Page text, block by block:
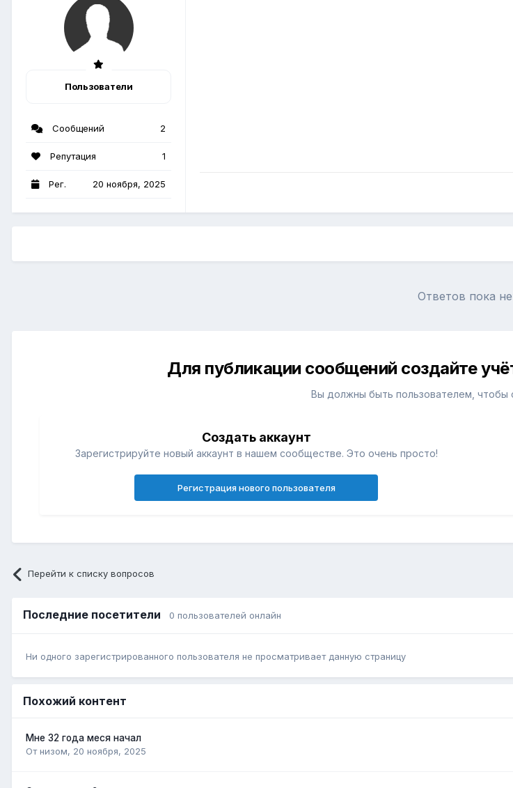
Пользователи
Сообщений 2
Репутация 1
Рег. 20 ноября, 2025
Ответов пока
Для публикации сообщений создайте
Вы должны быть пользователем, чтобы
Создать аккаунт
Зарегистрируйте новый аккаунт в нашем сообществе. Это очень просто!
Регистрация нового пользователя
Перейти к списку вопросов
Последние посетители 0 пользователей онлайн
Ни одного зарегистрированного пользователя не просматривает данную страницу
Похожий контент
Мне 32 года меся начал
От низом, 20 ноября, 2025